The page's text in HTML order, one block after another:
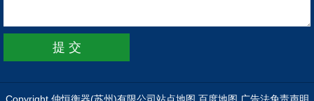
Copyright 仲恒衡器(苏州)有限公司站点地图 百度地图 广告法免责声明